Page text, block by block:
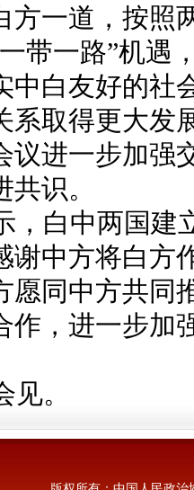
方一道，按照
带一路”机遇
中白友好的社
系取得更大发
议进一步加强
识。
，白中两国建
谢中方将白方
愿同中方共同
作，进一步加
。